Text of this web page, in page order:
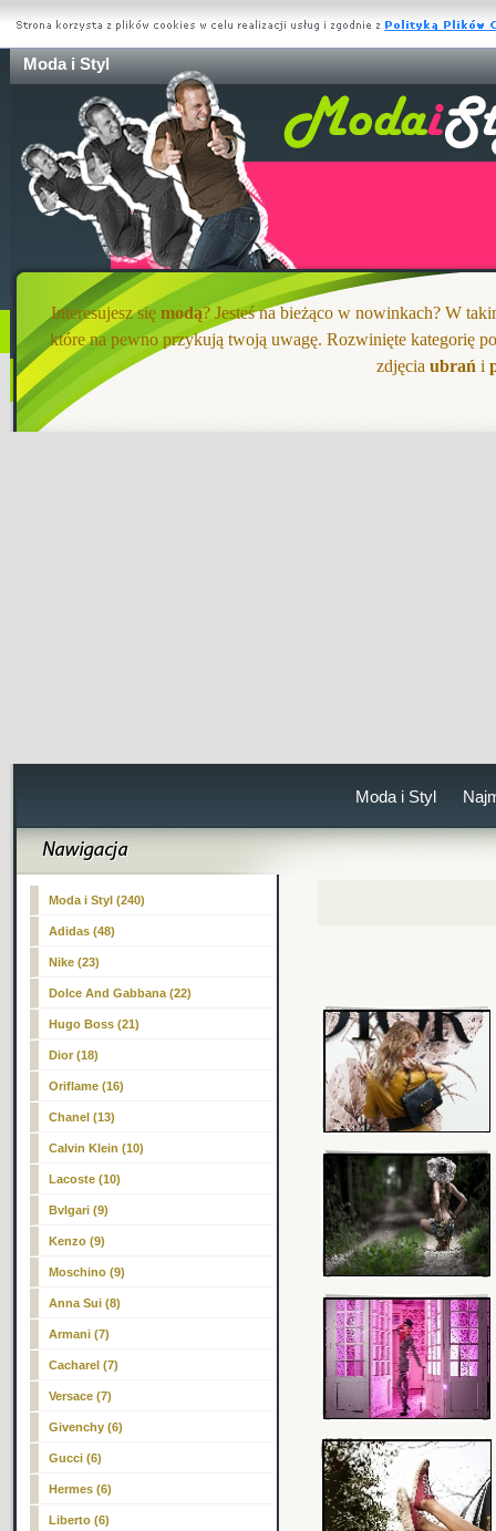
Moda i Styl
Interesujesz sięmodą? Jesteś na bieżąco w nowinkach? W
które na pewno przykują twoją uwagę. Rozwinięte kategorię
zdjęciaubrań i
Moda i Styl
Moda i Styl (240)
Adidas (48)
Nike (23)
Dolce And Gabbana (22)
Hugo Boss (21)
Dior (18)
Oriflame (16)
Chanel (13)
Calvin Klein (10)
Lacoste (10)
Bvlgari (9)
Kenzo (9)
Moschino (9)
Anna Sui (8)
Armani (7)
Cacharel (7)
Versace (7)
Givenchy (6)
Gucci (6)
Hermes (6)
Liberto (6)